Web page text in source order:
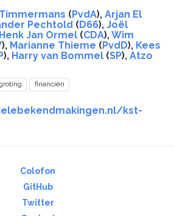
(PvdA), Arjan El
Pechtold (D66), Joël
Henk Jan Ormel (CDA),Wim
), Marianne Thieme (PvdD), Kees
), Harry van Bommel (SP), Atzo
financiën
kst-
Colofon
GitHub
Twitter